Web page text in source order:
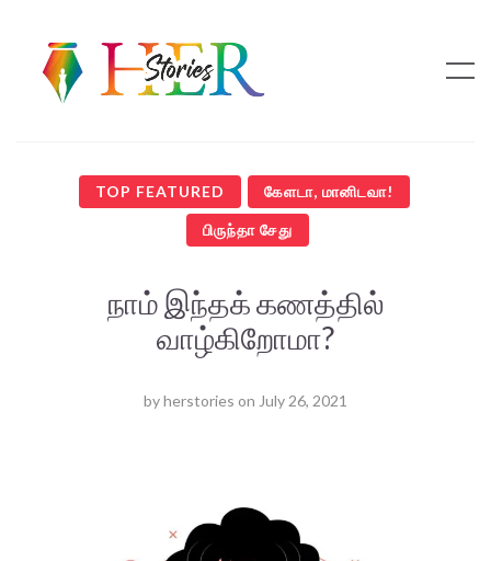
TOP FEATURED கேளடா, மானிடவா!
பிருந்தா சேது
நாம் இந்தக் கணத்தில்
வாழ்கிறோமா?
byherstories on July 26, 2021